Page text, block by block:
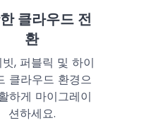
클라우드 전
환
, 퍼블릭 및 하이
클라우드 환경으
하게 마이그레이
션하세요.